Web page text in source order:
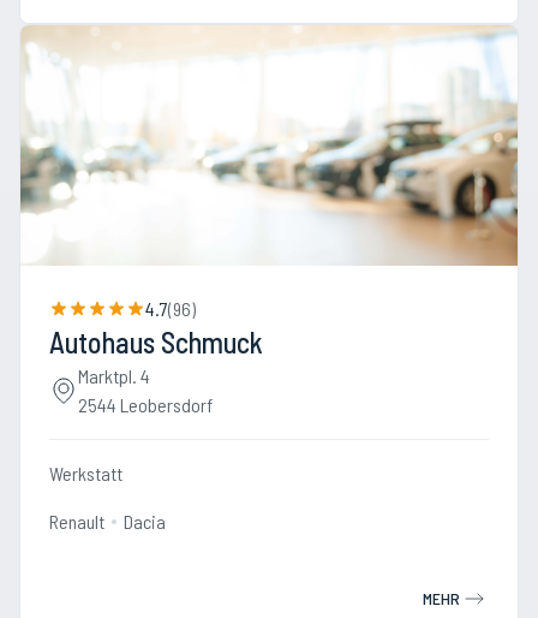
4.7(96)
Autohaus Schmuck
Marktpl. 4
2544 Leobersdorf
Werkstatt
Renault Dacia
MEHR